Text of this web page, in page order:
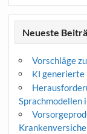
Neueste
Vorschläge
KI generierte
Sprachmodellen